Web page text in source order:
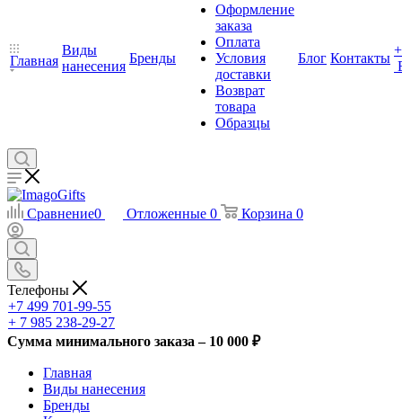
Главная
Виды
нанесения
Бренды
Оформление
заказа
Оплата
Условия
доставки
Возврат
товара
Образцы
Блог Контакты
+
Сравнение0 Отложенные 0 Корзина 0
Телефоны
+7 499 701-99-55
+ 7 985 238-29-27
Сумма минимального заказа – 10 000 ₽
Главная
Виды нанесения
Бренды